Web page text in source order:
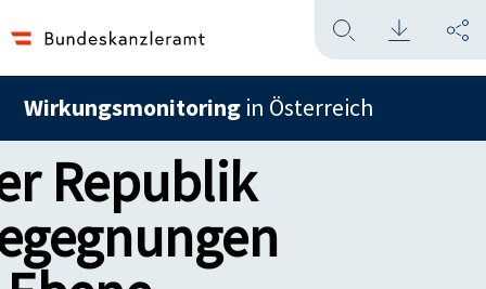
Wirkungsmonitoring in Österreich
Republik